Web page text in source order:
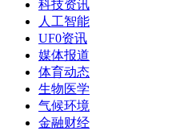
科技资讯
人工智能
UF0资讯
媒体报道
体育动态
生物医学
气候环境
金融财经